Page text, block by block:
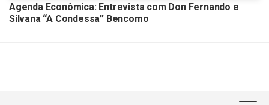
Agenda Econômica: Entrevista com Don Fernando e
Silvana “A Condessa” Bencomo